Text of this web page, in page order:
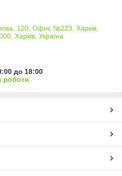
120, Офис №223, Харків,
Харків, Україна
до 18:00
роботи